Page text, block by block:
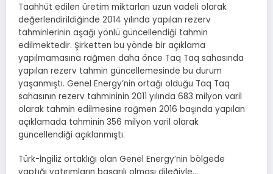
Taahhüt edilen üretim miktarları uzun vadeli olarak
değerlendirildiğinde 2014 yılında yapılan rezerv
tahminlerinin aşağı yönlü güncellendiği tahmin
edilmektedir. Şirketten bu yönde bir açıklama
yapılmamasına rağmen daha önce Taq Taq sahasında
yapılan rezerv tahmin güncellemesinde bu durum
yaşanmıştı. Genel Energy’nin ortağı olduğu Taq Taq
sahasının rezerv tahmininin 2011 yılında 683 milyon varil
olarak tahmin edilmesine rağmen 2016 başında yapılan
açıklamada tahminin 356 milyon varil olarak
güncellendiği açıklanmıştı.
Türk-İngiliz ortaklığı olan Genel Energy’nin bölgede